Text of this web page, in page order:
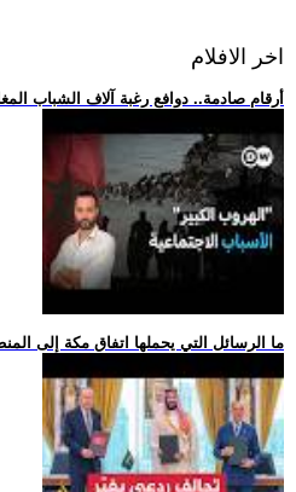
اخر الافلام
.. أرقام صادمة.. دوافع رغبة آلاف الشباب
.. ما الرسائل التي يحملها اتفاق مكة إلى